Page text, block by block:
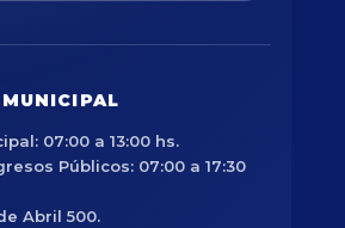
07:00 a 13:00 hs.
Públicos: 07:00 a 17:30
Abril 500.